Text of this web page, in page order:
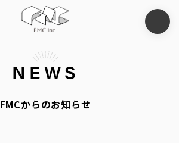
NEWS
FMCからのお知らせ